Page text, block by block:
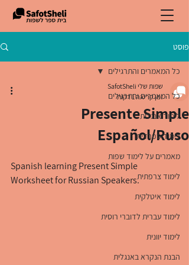
פוסט
כל המאמרים והתרגילים
לימוד אנגלית
לימוד ספרדית
מאמרים על לימוד שפות
לימוד צרפתית
לימוד איטלקית
לימוד עברית לדוברי רוסית
לימוד יוונית
הבנת הנקרא באנגלית
כל המאמרים והתרגילים
Presente Simple
Español/Ruso
שפות שלי SafotSheli
זמן קריאה 1 דקות
Spanish learning Present Simple
Worksheet for Russian Speakers.